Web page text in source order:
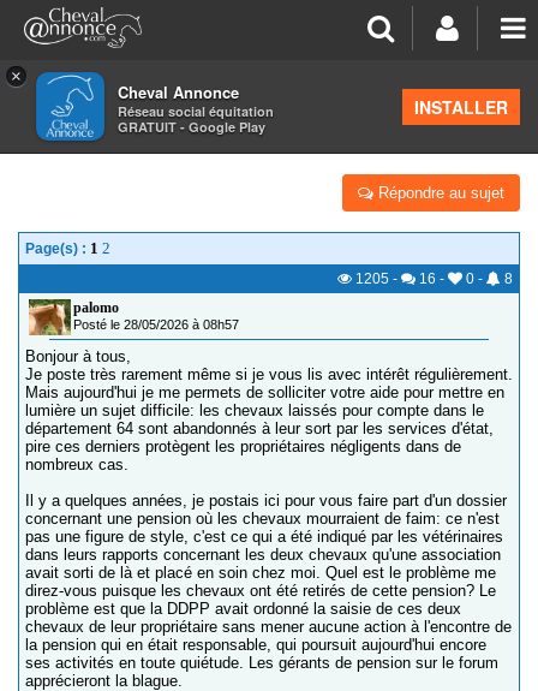
×
Cheval Annonce
Réseau social équitation
GRATUIT - Google Play
INSTALLER
>Discussions générales
MALTRAITANCE PROTÉGÉE DANS LE 64
Répondre au sujet
Page(s) : 1 2
1205 - 16 - 0 -
8
palomo
Posté le 28/05/2026 à 08h57
Bonjour à tous,
Je poste très rarement même si je vous lis avec intérêt régulièrement.
Mais aujourd'hui je me permets de solliciter votre aide pour mettre en
lumière un sujet difficile: les chevaux laissés pour compte dans le
département 64 sont abandonnés à leur sort par les services d'état,
pire ces derniers protègent les propriétaires négligents dans de
nombreux cas.
Il y a quelques années, je postais ici pour vous faire part d'un dossier
concernant une pension où les chevaux mourraient de faim: ce n'est
pas une figure de style, c'est ce qui a été indiqué par les vétérinaires
dans leurs rapports concernant les deux chevaux qu'une association
avait sorti de là et placé en soin chez moi. Quel est le problème me
direz-vous puisque les chevaux ont été retirés de cette pension? Le
problème est que la DDPP avait ordonné la saisie de ces deux
chevaux de leur propriétaire sans mener aucune action à l'encontre de
la pension qui en était responsable, qui poursuit aujourd'hui encore
ses activités en toute quiétude. Les gérants de pension sur le forum
apprécieront la blague.